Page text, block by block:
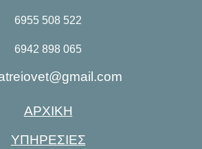
6955 508 522
6942 898 065
ΑΡΧΙΚΗ
ΥΠΗΡΕΣΙΕΣ